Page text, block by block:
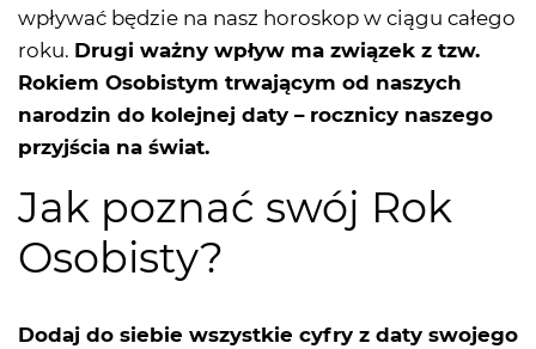
wpływać będzie na nasz horoskop w ciągu całego
roku. Drugi ważny wpływ ma związek z tzw.
Rokiem Osobistym trwającym od naszych
narodzin do kolejnej daty – rocznicy naszego
przyjścia na świat.
Jak poznać swój Rok
Osobisty?
Dodaj do siebie wszystkie cyfry z daty swojego